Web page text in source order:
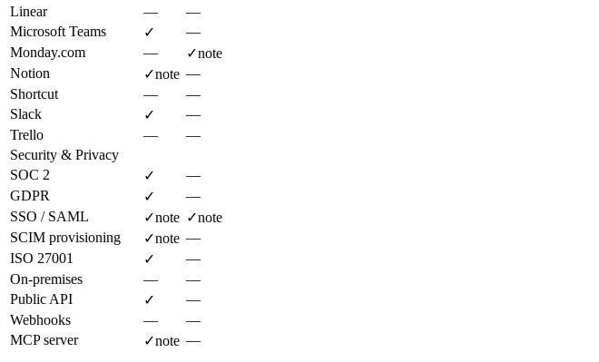
Linear
—
—
Microsoft Teams
✓
—
Monday.com
— ✓note
Notion
✓note —
Shortcut
—
—
Slack
✓
—
Trello
—
—
Security & Privacy
SOC 2
✓
—
GDPR
✓
—
SSO / SAML
✓note ✓note
SCIM provisioning
✓note —
ISO 27001
✓
—
On-premises
—
—
Public API
✓
—
Webhooks
—
—
MCP server
✓note —